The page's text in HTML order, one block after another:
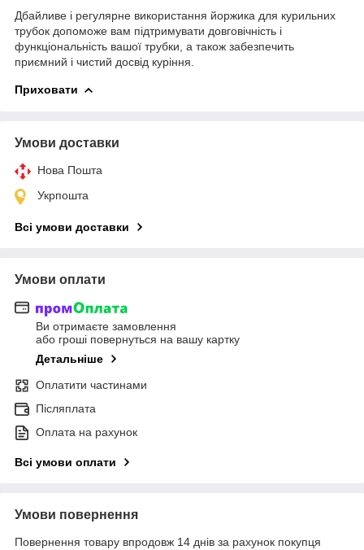
Дбайливе і регулярне використання йоржика для курильних
трубок допоможе вам підтримувати довговічність і
функціональність вашої трубки, а також забезпечить
приємний і чистий досвід куріння.
Приховати
Умови доставки
Нова Пошта
Укрпошта
Всі умови доставки
Умови оплати
Ви отримаєте замовлення
або гроші повернуться на вашу картку
Детальніше
Оплатити частинами
Післяплата
Оплата на рахунок
Всі умови оплати
Умови повернення
Повернення товару впродовж 14 днів за рахунок покупця